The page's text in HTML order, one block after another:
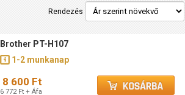
Rendezés
Brother PT-H107
1-2 munkanap
8 600 Ft
6 772 Ft + Áfa